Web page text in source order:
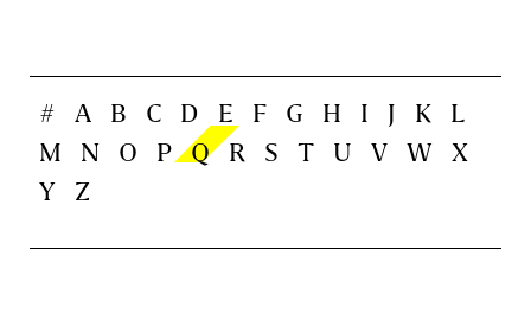
# A B C D E F G H I J K
L
M
N O P Q R S T U V W
X
Y
Z